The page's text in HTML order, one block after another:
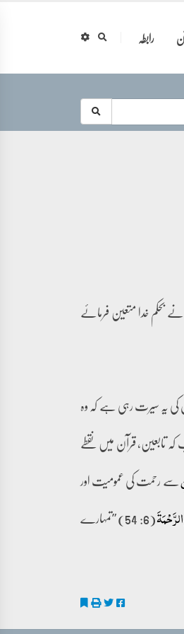
رابطہ
بحکم خدا متعین فرمائے
یہ سیرت رہی ہے کہ وہ
تابعین، قرآن میں نقطے
سے رحمت کی عمومیت اور
(6: 54) ”تمہارے